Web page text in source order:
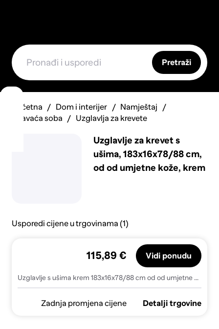
Pretraži
Početna Dom i interijer
Namještaj
Spavaća soba
Uzglavlja za krevete
Uzglavlje za krevet s
ušima, 183x16x78/88 cm,
od od umjetne kože, krem
Usporedi cijene u trgovinama (1)
Uzglavlje s ušima krem 183x16x78/88 cm od od umjetne kože - Krema 183 x 16 x 78/88 cm 1
115,89 € Vidi ponudu
Zadnja promjena cijene Detalji trgovine